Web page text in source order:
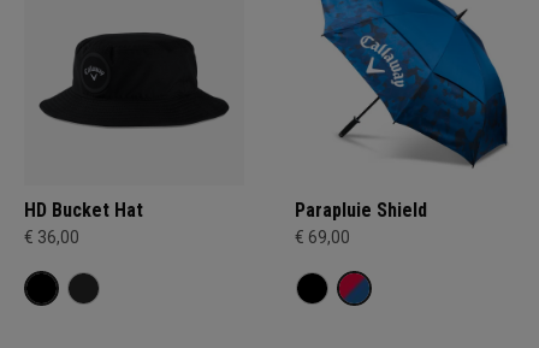
HD Bucket Hat
€ 36,00
Parapluie Shield
€ 69,00